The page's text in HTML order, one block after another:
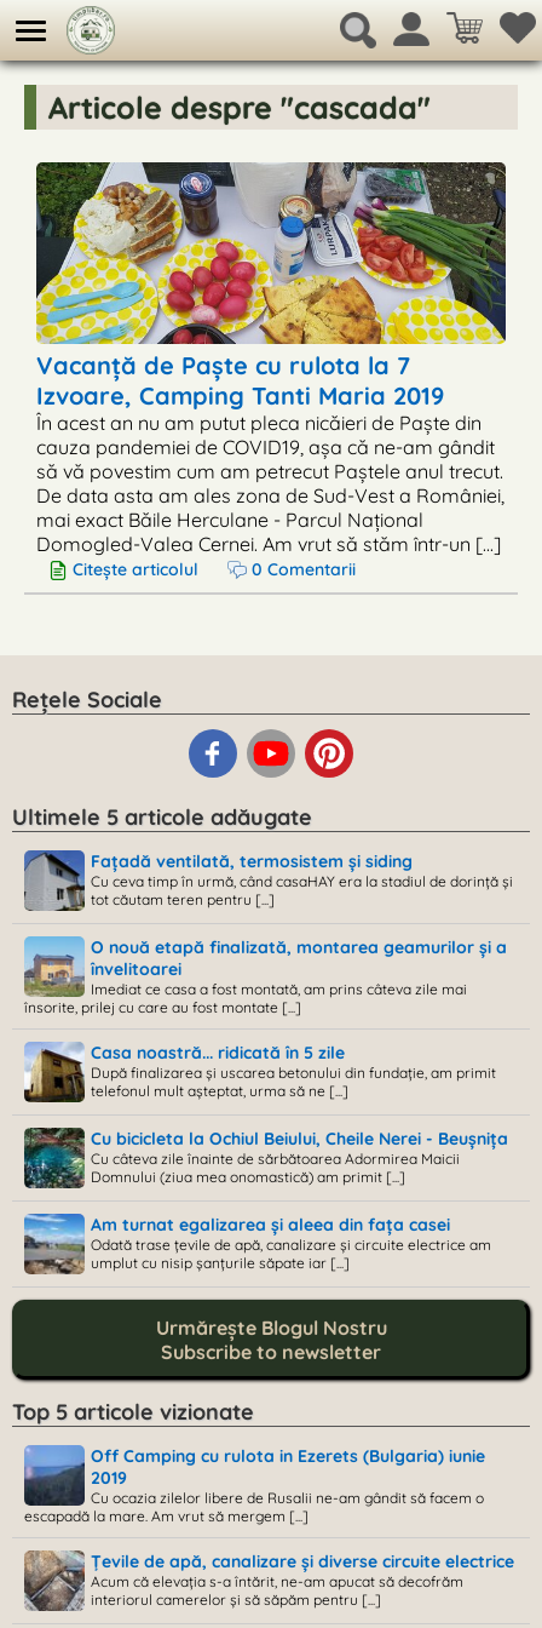
Articole despre "cascada"
Vacanță de Paște cu rulota la 7
Izvoare, Camping Tanti Maria 2019
În acest an nu am putut pleca nicăieri de Paște din
cauza pandemiei de COVID19, așa că ne-am gândit
să vă povestim cum am petrecut Paștele anul trecut.
De data asta am ales zona de Sud-Vest a României,
mai exact Băile Herculane - Parcul Național
Domogled-Valea Cernei. Am vrut să stăm într-un [...]
Citește articolul 0 Comentarii
Rețele Sociale
Ultimele 5 articole adăugate
Fațadă ventilată, termosistem și siding
Cu ceva timp în urmă, când casaHAY era la stadiul de dorință și
tot căutam teren pentru [...]
O nouă etapă finalizată, montarea geamurilor și a
învelitoarei
Imediat ce casa a fost montată, am prins câteva zile mai
însorite, prilej cu care au fost montate [...]
Casa noastră... ridicată în 5 zile
După finalizarea și uscarea betonului din fundație, am primit
telefonul mult așteptat, urma să ne [...]
Cu bicicleta la Ochiul Beiului, Cheile Nerei - Beușnița
Cu câteva zile înainte de sărbătoarea Adormirea Maicii
Domnului (ziua mea onomastică) am primit [...]
Am turnat egalizarea și aleea din fața casei
Odată trase țevile de apă, canalizare și circuite electrice am
umplut cu nisip șanțurile săpate iar [...]
Urmărește Blogul Nostru
Subscribe to newsletter
Top 5 articole vizionate
Off Camping cu rulota in Ezerets (Bulgaria) iunie
2019
Cu ocazia zilelor libere de Rusalii ne-am gândit să facem o
escapadă la mare. Am vrut să mergem [...]
Țevile de apă, canalizare și diverse circuite electrice
Acum că elevația s-a întărit, ne-am apucat să decofrăm
interiorul camerelor și să săpăm pentru [...]